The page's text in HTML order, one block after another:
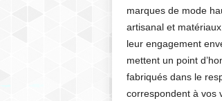
marques de mode
artisanal et
leur engagement
mettent un point
fabriqués dans le
correspondent à vos